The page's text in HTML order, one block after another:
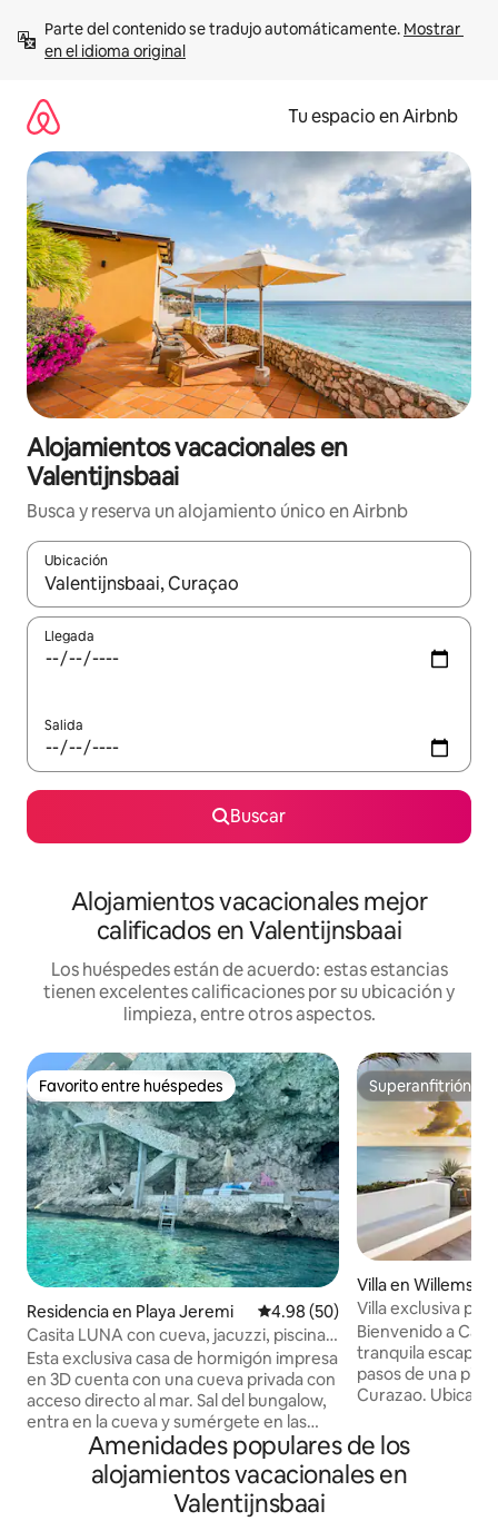
contenido
Parte del contenido se tradujo automáticamente. Mostrar
en el idioma original
Tu espacio en Airbnb
Alojamientos vacacionales en
Valentijnsbaai
Busca y reserva un alojamiento único en Airbnb
Ubicación
Cuando los resultados estén disponibles, podrás navegar
Llegada
Salida
Buscar
Alojamientos vacacionales mejor
calificados en Valentijnsbaai
Los huéspedes están de acuerdo: estas estancias
tienen excelentes calificaciones por su ubicación y
limpieza, entre otros aspectos.
Favorito entre huéspedes
Favorito entre huéspedes
Residencia en Playa Jeremi Calificación promedio: 4.98 de
4.98 (50)
Casita LUNA con cueva, jacuzzi, piscina,
barbacoa, etc.
Esta exclusiva casa de hormigón impresa
en 3D cuenta con una cueva privada con
acceso directo al mar. Sal del bungalow,
entra en la cueva y sumérgete en las
aguas cristalinas del Caribe. Observa
delfines, atunes y corales vibrantes
mientras buceas. Ofrecemos el equipo,
la jarra de enfriamiento y los sups de
Superanfitrión
Superanfitrión
Villa en
Villa exclusiva
mar, piscina y
Bienvenido a Cas
tranquila
pasos de una
Curazao. Ubicada en la comunidad
para 10 personas
familias y grupos
comodidad,
Amenidades populares de los
alojamientos vacacionales en
Valentijnsbaai